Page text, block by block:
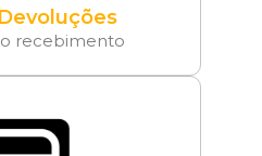
o recebimento